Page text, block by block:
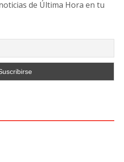
de Última Hora en tu